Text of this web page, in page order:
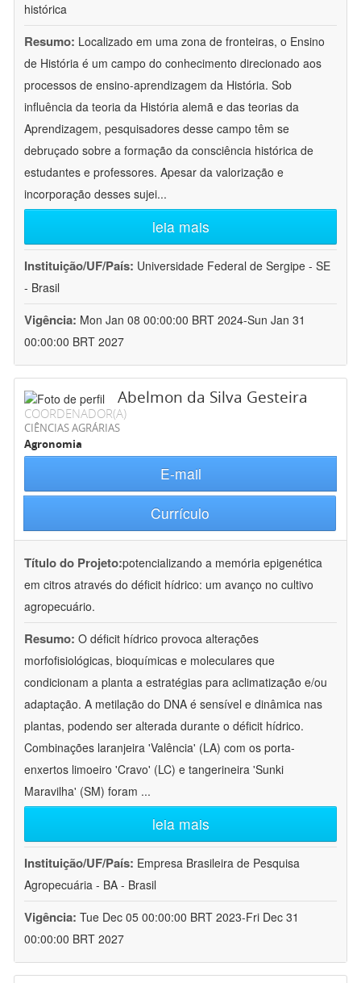
histórica
Resumo: Localizado em uma zona de fronteiras, o Ensino
de História é um campo do conhecimento direcionado aos
processos de ensino-aprendizagem da História. Sob
influência da teoria da História alemã e das teorias da
Aprendizagem, pesquisadores desse campo têm se
debruçado sobre a formação da consciência histórica de
estudantes e professores. Apesar da valorização e
incorporação desses sujei...
leia mais
Instituição/UF/País: Universidade Federal de Sergipe - SE
- Brasil
Vigência: Mon Jan 08 00:00:00 BRT 2024-Sun Jan 31
00:00:00 BRT 2027
Abelmon da Silva Gesteira
COORDENADOR(A)
CIÊNCIAS AGRÁRIAS
Agronomia
E-mail
Currículo
Título do Projeto:potencializando a memória epigenética
em citros através do déficit hídrico: um avanço no cultivo
agropecuário.
Resumo: O déficit hídrico provoca alterações
morfofisiológicas, bioquímicas e moleculares que
condicionam a planta a estratégias para aclimatização e/ou
adaptação. A metilação do DNA é sensível e dinâmica nas
plantas, podendo ser alterada durante o déficit hídrico.
Combinações laranjeira 'Valência' (LA) com os porta-
enxertos limoeiro 'Cravo' (LC) e tangerineira 'Sunki
Maravilha' (SM) foram ...
leia mais
Instituição/UF/País: Empresa Brasileira de Pesquisa
Agropecuária - BA - Brasil
Vigência: Tue Dec 05 00:00:00 BRT 2023-Fri Dec 31
00:00:00 BRT 2027